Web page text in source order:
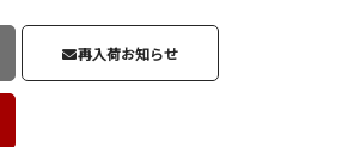
再入荷お知らせ